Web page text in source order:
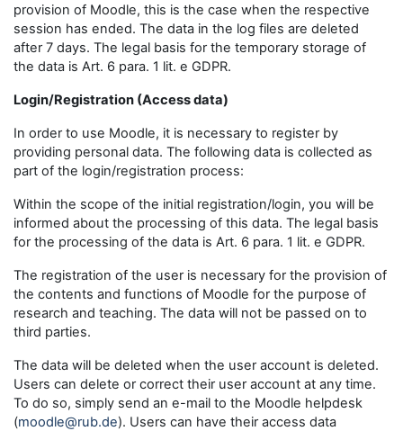
provision of Moodle, this is the case when the respective
session has ended. The data in the log files are deleted
after 7 days. The legal basis for the temporary storage of
the data is Art. 6 para. 1 lit. e GDPR.
Login/Registration (Access data)
In order to use Moodle, it is necessary to register by
providing personal data. The following data is collected as
part of the login/registration process:
Within the scope of the initial registration/login, you will be
informed about the processing of this data. The legal basis
for the processing of the data is Art. 6 para. 1 lit. e GDPR.
The registration of the user is necessary for the provision of
the contents and functions of Moodle for the purpose of
research and teaching. The data will not be passed on to
third parties.
The data will be deleted when the user account is deleted.
Users can delete or correct their user account at any time.
To do so, simply send an e-mail to the Moodle helpdesk
(moodle@rub.de). Users can have their access data